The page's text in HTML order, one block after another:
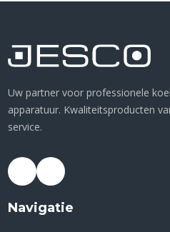
Uw partner voor professionele
apparatuur. Kwaliteitsproducten
service.
Navigatie